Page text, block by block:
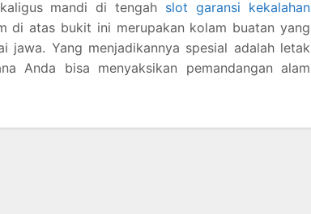
mandi di tengah slot garansi kekalahan
di atas bukit ini merupakan kolam buatan yang
jawa. Yang menjadikannya spesial adalah letak
Anda bisa menyaksikan pemandangan alam